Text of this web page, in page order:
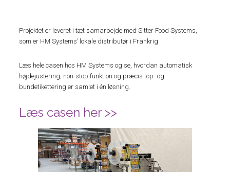
Projektet er leveret i tæt samarbejde med Sitter Food Systems,
som er HM Systems’ lokale distributør i Frankrig.
Læs hele casen hos HM Systems og se, hvordan automatisk
højdejustering, non-stop funktion og præcis top- og
bundetikettering er samlet i én løsning.
Læs casen her >>